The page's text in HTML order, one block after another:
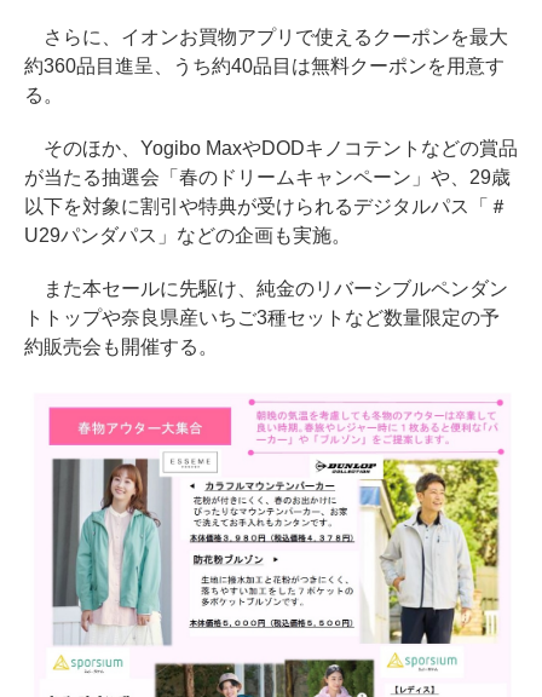
さらに、イオンお買物アプリで使えるクーポンを最大
約360品目進呈、うち約40品目は無料クーポンを用意す
る。
そのほか、Yogibo MaxやDODキノコテントなどの賞品
が当たる抽選会「春のドリームキャンペーン」や、29歳
以下を対象に割引や特典が受けられるデジタルパス「＃
U29パンダパス」などの企画も実施。
また本セールに先駆け、純金のリバーシブルペンダン
トトップや奈良県産いちご3種セットなど数量限定の予
約販売会も開催する。